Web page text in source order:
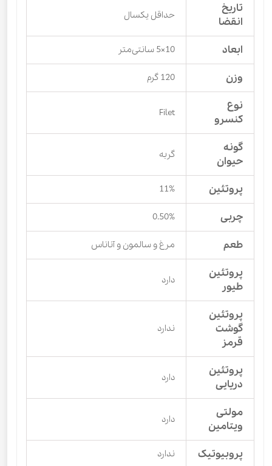
تاریخ
انقضا
حداقل یکسال
ابعاد 10×5 سانتی‌متر
وزن 120 گرم
نوع
کنسرو
Filet
گونه
حیوان
گربه
پروتئین 11%
چربی 0.50%
طعم مرغ و سالمون و آناناس
پروتئین
طیور
دارد
پروتئین
گوشت
قرمز
ندارد
پروتئین
دریایی
دارد
مولتی
ویتامین
دارد
پروبیوتیک ندارد